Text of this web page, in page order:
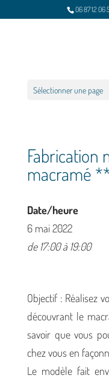
06 87 12 06
Sélectionner une page
Fabrication
macramé
Date/heure
6 mai 2022
de 17:00 à 19:00
Objectif : Réalisez
découvrant le
savoir que vous
chez vous en
Le modèle fait